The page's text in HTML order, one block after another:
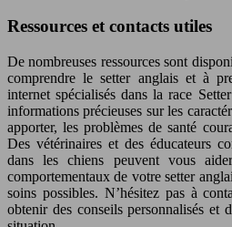
Ressources et contacts utiles
De nombreuses ressources sont
comprendre le setter anglais et à
internet spécialisés dans la race
informations précieuses sur les
apporter, les problèmes de santé
Des vétérinaires et des éducateurs
dans les chiens peuvent vous
comportementaux de votre setter
soins possibles. N’hésitez pas à
obtenir des conseils personnalisés et